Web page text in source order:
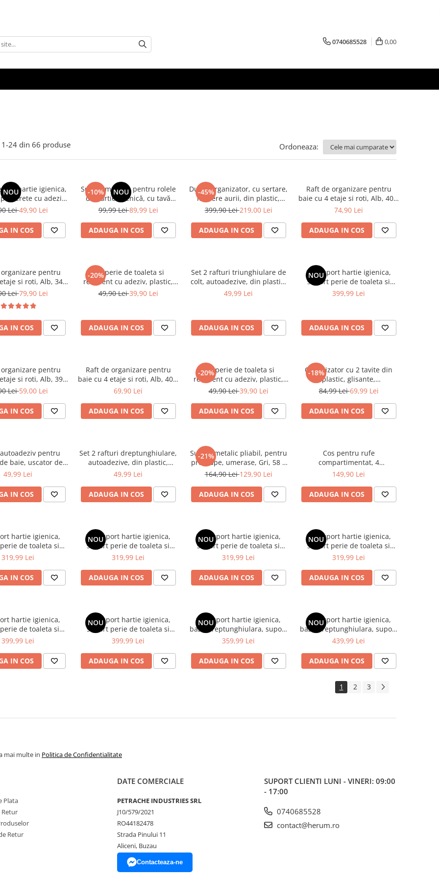
0740685528 0,00
1-24 din 66 produse Ordoneaza:
NOUhartie igienica,
perete cu adeziv
cu spatiu
lemn, Negru/Maro,
27 x 22 cm
Lei49,90 Lei
IN COS
-10% NOU
Suport modern pentru rolele
de hârtie igienică, cu tavă
pentru accesorii, Negru, 72
99,99 Lei89,99 Lei
ADAUGA IN COS
-45%
Dulap organizator, cu sertare,
manere aurii, din plastic,
pentru spatii inguste, Alb/Gri,
399,90 Lei219,00 Lei
ADAUGA IN COS
Raft de organizare pentru
baie cu 4 etaje si roti, Alb, 40 x
22 x 87 cm
74,90 Lei
ADAUGA IN COS
pentru
si roti, Alb, 34 x
24 x 93 cm
Lei79,90 Lei
IN COS
-20%
Set perie de toaleta si
recipient cu adeziv, plastic,
peri din silicon moale, flexibili,
49,90 Lei39,90 Lei
ADAUGA IN COS
Set 2 rafturi triunghiulare de
colt, autoadezive, din plastic,
pentru baie, Alb, 26.5 x 20 x
49,99 Lei
ADAUGA IN COS
NOU
Set suport hartie igienica,
suport perie de toaleta si
perie de toaleta, din inox,
399,99 Lei
ADAUGA IN COS
pentru
si roti, Alb, 39 x
12 x 80 cm
Lei59,00 Lei
IN COS
Raft de organizare pentru
baie cu 4 etaje si roti, Alb, 40 x
13 x 87 cm
69,90 Lei
ADAUGA IN COS
-20%
Set perie de toaleta si
recipient cu adeziv, plastic,
peri din silicon moale, flexibili,
49,90 Lei39,90 Lei
ADAUGA IN COS
-18%
Organizator cu 2 tavite din
plastic, glisante,
Alb/Transparent, 20 x 29 x 23
84,99 Lei69,99 Lei
ADAUGA IN COS
pentru
baie, uscator de
Alb, 30.5 x 9.6
49,99 Lei
IN COS
Set 2 rafturi dreptunghiulare,
autoadezive, din plastic,
pentru baie, Alb, 28 x 13 x 5.5
49,99 Lei
ADAUGA IN COS
-21%
Suport metalic pliabil, pentru
prosoape, umerase, Gri, 58 x
12-35.5 x 14.5 cm
164,90 Lei129,90 Lei
ADAUGA IN COS
Cos pentru rufe
compartimentat, 4
compartimente, haine albe,
sosete, saci detasabili, cu roti,
Alb/Negru, 55 x 39 x 95 cm
149,90 Lei
ADAUGA IN COS
hartie igienica,
de toaleta si
toaleta, din inox,
319,99 Lei
IN COS
NOU
Set suport hartie igienica,
suport perie de toaleta si
perie de toaleta, din inox,
319,99 Lei
ADAUGA IN COS
NOU
Set suport hartie igienica,
suport perie de toaleta si
perie de toaleta, din inox, Gri,
319,99 Lei
ADAUGA IN COS
NOU
Set suport hartie igienica,
suport perie de toaleta si
perie de toaleta, din inox, Alb,
319,99 Lei
ADAUGA IN COS
hartie igienica,
de toaleta si
toaleta, din inox,
399,99 Lei
IN COS
NOU
Set suport hartie igienica,
suport perie de toaleta si
perie de toaleta, din inox,
399,99 Lei
ADAUGA IN COS
NOU
Set suport hartie igienica,
baza dreptunghiulara, suport
perie de toaleta si perie de
18 x 60 cm
359,99 Lei
ADAUGA IN COS
NOU
Set suport hartie igienica,
baza dreptunghiulara, suport
perie de toaleta si perie de
18 x 60 cm
439,99 Lei
ADAUGA IN COS
1 2 3
mai multe in Politica de Confidentialitate
Plata
Retur
Retur
DATE COMERCIALE
PETRACHE INDUSTRIES SRL
J10/579/2021
RO44182478
Strada Pinului 11
Aliceni, Buzau
Contacteaza-ne
SUPORT CLIENTI LUNI - VINERI: 09:00
- 17:00
0740685528
contact@herum.ro